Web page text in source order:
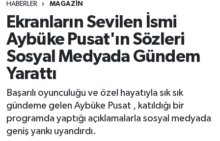
HABERLER MAGAZİN
Ekranların Sevilen İsmi
Aybüke Pusat'ın Sözleri
Sosyal Medyada Gündem
Yarattı
Başarılı oyunculuğu ve özel hayatıyla sık sık
gündeme gelen Aybüke Pusat , katıldığı bir
programda yaptığı açıklamalarla sosyal medyada
geniş yankı uyandırdı.
EKONOMİ
SPOR
SAĞLIK
KÜLTÜR SANAT
MAGAZİN
Süper Lig Puan Durumu ve Fikstür
Tüm Manşetler
Son Dakika Haberleri